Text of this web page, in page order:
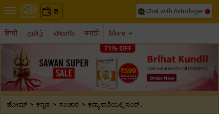
₹
0 Chat with Astrologer
हिन्दी தமிழ் తెలుగు मराठी More
Previous
ಹೋಮ್ » ಕನ್ನಡ » ಸಂಚಾರ » ಕನ್ಯಾ ರಾಶಿಯಲ್ಲಿ ಸೂರ್..